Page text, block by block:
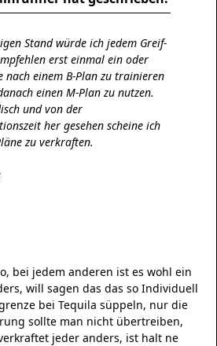
Stand würde ich jedem Greif-
erst einmal ein oder
nach einem B-Plan zu trainieren
einen M-Plan zu nutzen.
und von der
her gesehen scheine ich
zu verkraften.
bei jedem anderen ist es wohl ein
will sagen das das so Individuell
bei Tequila süppeln, nur die
sollte man nicht übertreiben,
jeder anders, ist halt ne